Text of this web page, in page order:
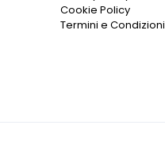
Cookie Policy
Termini e Condizioni